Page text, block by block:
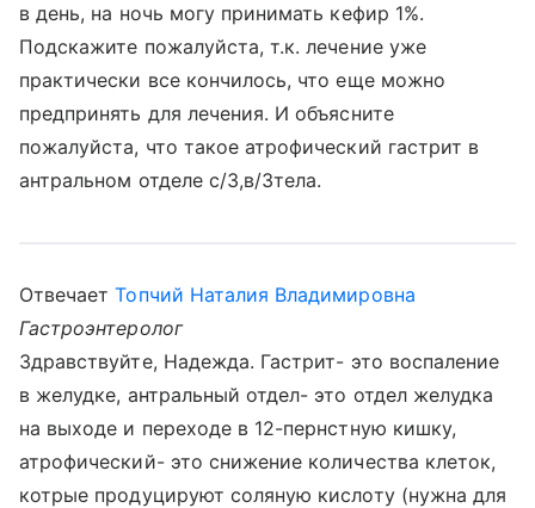
в день, на ночь могу принимать кефир 1%.
Подскажите пожалуйста, т.к. лечение уже
практически все кончилось, что еще можно
предпринять для лечения. И объясните
пожалуйста, что такое атрофический гастрит в
антральном отделе с/3,в/3тела.
ОтвечаетТопчий Наталия Владимировна
Гастроэнтеролог
Здравствуйте, Надежда. Гастрит- это воспаление
в желудке, антральный отдел- это отдел желудка
на выходе и переходе в 12-пернстную кишку,
атрофический- это снижение количества клеток,
котрые продуцируют соляную кислоту (нужна для